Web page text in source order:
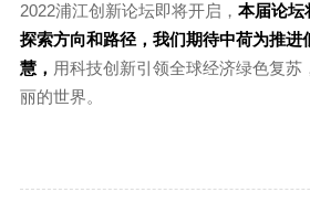
2022浦江创新论坛即将开启， 本届论坛
探索方向和路径，我们期待中荷为推进
慧， 用科技创新引领全球经济绿色复苏
丽的世界。